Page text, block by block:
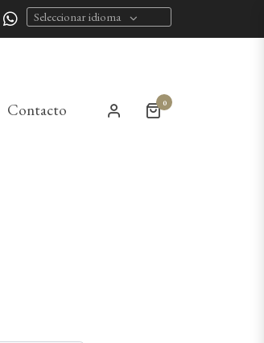
Seleccionar idioma
Contacto 0